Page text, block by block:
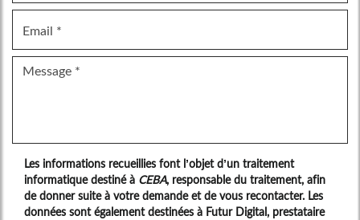
Les informations recueillies font l’objet d’un traitement
informatique destiné à CEBA, responsable du traitement, afin
de donner suite à votre demande et de vous recontacter. Les
données sont également destinées à Futur Digital, prestataire